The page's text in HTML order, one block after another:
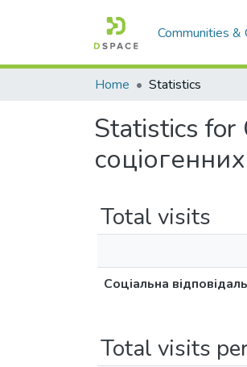
Communities &
Home Statistics
Statistics for
Total visits
Соціальна
Total visits